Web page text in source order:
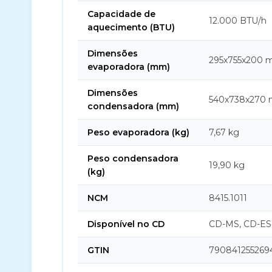
Capacidade de
aquecimento (BTU)
12.000 BTU/h
Dimensões
evaporadora (mm)
295x755x200
Dimensões
condensadora (mm)
540x738x270
Peso evaporadora (kg) 7,67 kg
Peso condensadora
(kg)
19,90 kg
NCM 8415.1011
Disponível no CD CD-MS, CD-ES
GTIN